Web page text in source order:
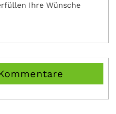
Ihre Wünsche